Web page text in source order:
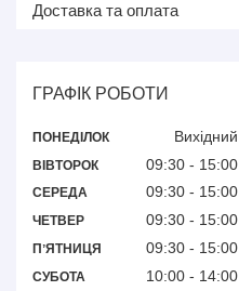
Доставка та оплата
ГРАФІК РОБОТИ
ПОНЕДІЛОК Вихідний
ВІВТОРОК 09:30 15:00
СЕРЕДА 09:30 15:00
ЧЕТВЕР 09:30 15:00
ПʼЯТНИЦЯ 09:30 15:00
СУБОТА 10:00 14:00